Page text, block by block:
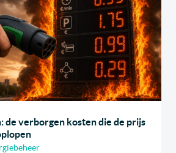
de verborgen kosten die de prijs